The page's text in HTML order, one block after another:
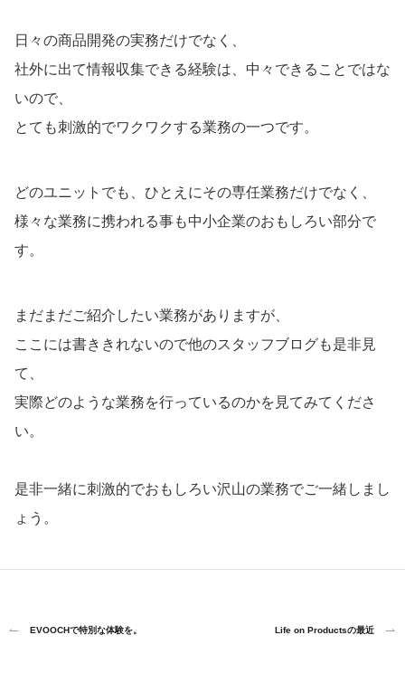
日々の商品開発の実務だけでなく、
社外に出て情報収集できる経験は、中々できることではな
いので、
とても刺激的でワクワクする業務の一つです。
どのユニットでも、ひとえにその専任業務だけでなく、
様々な業務に携われる事も中小企業のおもしろい部分で
す。
まだまだご紹介したい業務がありますが、
ここには書ききれないので他のスタッフブログも是非見
て、
実際どのような業務を行っているのかを見てみてくださ
い。
是非一緒に刺激的でおもしろい沢山の業務でご一緒しまし
ょう。
EVOOCHで特別な体験を。 Life on Productsの最近